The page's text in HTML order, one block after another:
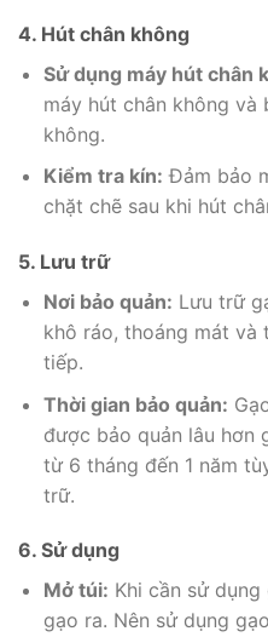
4. Hút chân không
Sử dụng máy hút chân
máy hút chân không và
không.
Kiểm tra kín: Đảm bảo
chặt chẽ sau khi hút
5. Lưu trữ
Nơi bảo quản: Lưu trữ
khô ráo, thoáng mát và
tiếp.
Thời gian bảo quản:
được bảo quản lâu hơn
từ 6 tháng đến 1 năm
trữ.
6. Sử dụng
Mở túi: Khi cần sử
gạo ra. Nên sử dụng